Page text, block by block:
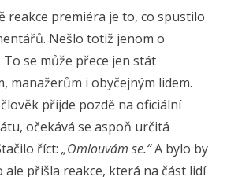
reakce premiéra je to, co spustilo
Nešlo totiž jenom o
se může přece jen stát
manažerům i obyčejným lidem.
člověk přijde pozdě na oficiální
očekává se aspoň určitá
říct:„Omlouvám se.“A bylo by
přišla reakce, která na část lidí